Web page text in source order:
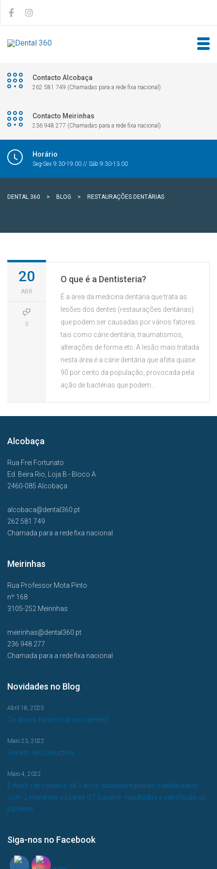
Contacto Alcobaça
262 581 749 (Chamadas para a rede fixa nacional)
Contacto Meirinhas
236 948 277 (Chamadas para a rede fixa nacional)
Horário
Seg-Sex 9:30-19.00 // Sáb 9:30-13.00
DENTAL 360 > BLOG > RESTAURAÇÕES DENTÁRIAS
SAÚDE ORAL
20
ABR
0
O que é a Dentisteria?
É a área da medicina dentária que trata as
lesões dos dentes (restaurações dentárias)
que podem ser causadas por vários fatores
tais como cárie dentária, traumatismos,
alterações de forma etc. A lesão mais tratada
nesta área é a cárie dentária que afeta quase
90 por cento da população, provocada pela
ação de bactérias que podem…
Alcobaça
Rua Frei Fortunato
Ed. Beira Rio, Loja B - Bloco A
2460-085 Alcobaça
alcobaca@dental360.pt
262 581 749
Chamada para a rede fixa nacional
Meirinhas
Rua Professor Mota Pinto
nº 168
3105-252 Meirinhas
meirinhas@dental360.pt
236 948 277
Chamada para a rede fixa nacional
Novidades no Blog
Os doces fazem mal aos dentes?
Abril 18, 2025
Enxerto de Conjuntivo
Maio 23, 2022
Estudo retrospetivo de 3 anos, sobredentaduras mandibulares
com 2 implantes e pilares OT Equator: resultados e satisfação do
paciente
Maio 4, 2022
Siga-nos no Facebook